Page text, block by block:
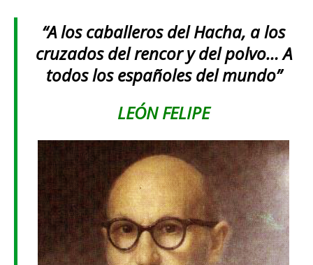
“A los caballeros del Hacha, a los
cruzados del rencor y del polvo… A
todos los españoles del mundo”
LEÓN FELIPE